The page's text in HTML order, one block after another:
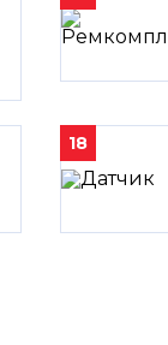
18